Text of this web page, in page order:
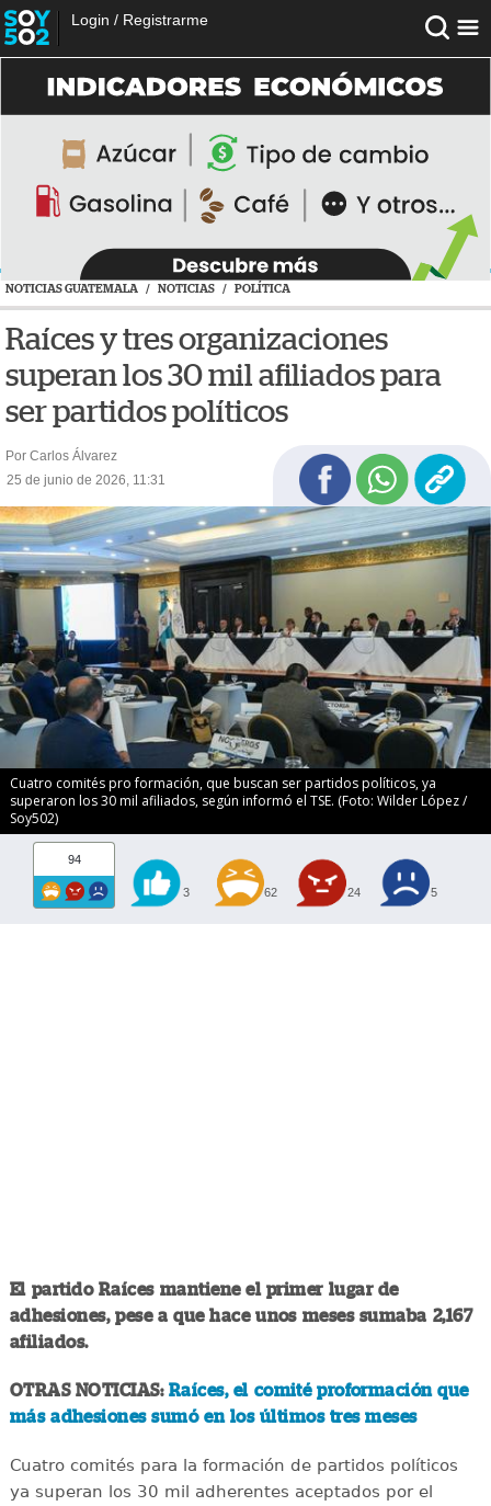
Login / Registrarme
NOTICIAS GUATEMALA / NOTICIAS / POLÍTICA
Raíces y tres organizaciones
superan los 30 mil afiliados para
ser partidos políticos
Por Carlos Álvarez
25 de junio de 2026, 11:31
Cuatro comités pro formación, que buscan ser partidos políticos, ya
superaron los 30 mil afiliados, según informó el TSE. (Foto: Wilder López /
Soy502)
94
3 62 24 5
El partido Raíces mantiene el primer lugar de
adhesiones, pese a que hace unos meses sumaba 2,167
afiliados.
OTRAS NOTICIAS: Raíces, el comité proformación que
más adhesiones sumó en los últimos tres meses
Cuatro comités para la formación de partidos políticos
ya superan los 30 mil adherentes aceptados por el